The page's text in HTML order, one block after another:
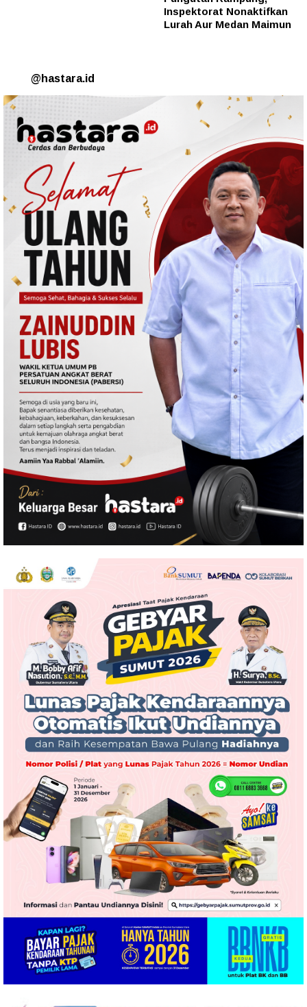
Inspektorat Nonaktifkan
Lurah Aur Medan Maimun
@hastara.id